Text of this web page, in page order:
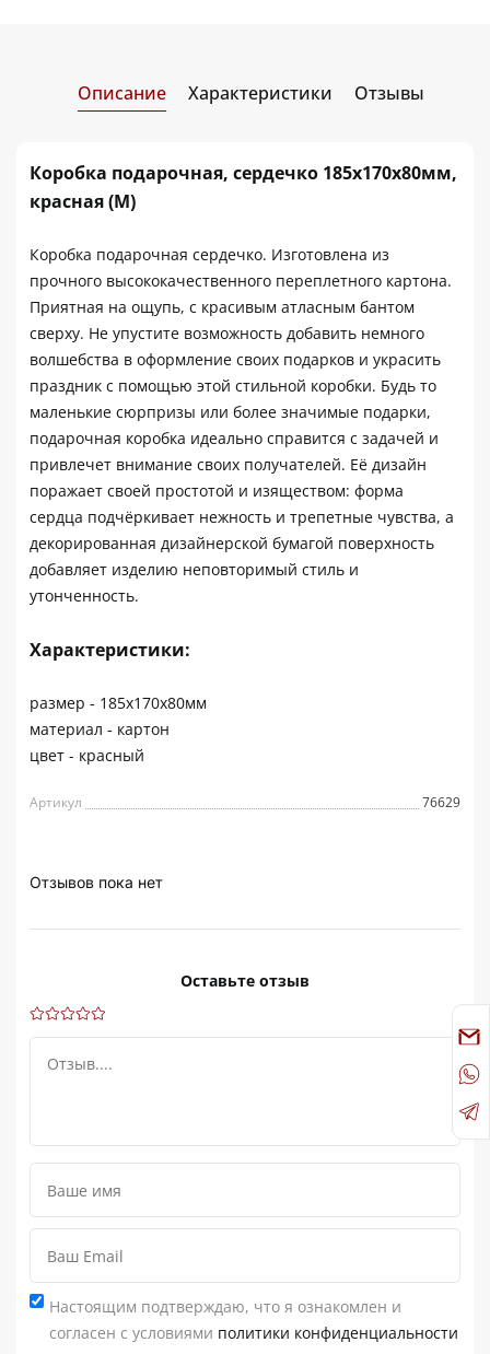
Описание Характеристики Отзывы
Коробка подарочная, сердечко 185х170х80мм,
красная (M)
Коробка подарочная сердечко. Изготовлена из
прочного высококачественного переплетного картона.
Приятная на ощупь, с красивым атласным бантом
сверху. Не упустите возможность добавить немного
волшебства в оформление своих подарков и украсить
праздник с помощью этой стильной коробки. Будь то
маленькие сюрпризы или более значимые подарки,
подарочная коробка идеально справится с задачей и
привлечет внимание своих получателей. Её дизайн
поражает своей простотой и изяществом: форма
сердца подчёркивает нежность и трепетные чувства, а
декорированная дизайнерской бумагой поверхность
добавляет изделию неповторимый стиль и
утонченность.
Характеристики:
размер - 185х170х80мм
материал - картон
цвет - красный
Артикул 76629
Отзывов пока нет
Оставьте отзыв
Настоящим подтверждаю, что я ознакомлен и
согласен с условиями политики конфиденциальности